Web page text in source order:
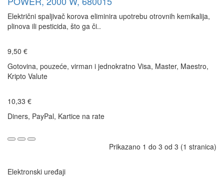
Električni spaljivač korova eliminira upotrebu otrovnih kemikalija,
plinova ili pesticida, što ga či..
9,50 €
Gotovina, pouzeće, virman i jednokratno Visa, Master, Maestro,
Kripto Valute
10,33 €
Diners, PayPal, Kartice na rate
Prikazano 1 do 3 od 3 (1 stranica)
Elektronski uređaji